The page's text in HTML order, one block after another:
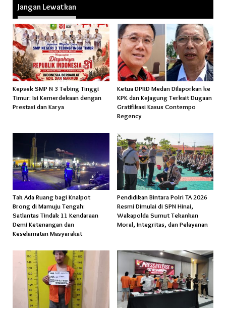
Jangan Lewatkan
Kepsek SMP N 3 Tebing Tinggi
Timur: Isi Kemerdekaan dengan
Prestasi dan Karya
Ketua DPRD Medan Dilaporkan ke
KPK dan Kejagung Terkait Dugaan
Gratifikasi Kasus Contempo
Regency
Tak Ada Ruang bagi Knalpot
Brong di Mamuju Tengah:
Satlantas Tindak 11 Kendaraan
Demi Ketenangan dan
Keselamatan Masyarakat
Pendidikan Bintara Polri TA 2026
Resmi Dimulai di SPN Hinai,
Wakapolda Sumut Tekankan
Moral, Integritas, dan Pelayanan